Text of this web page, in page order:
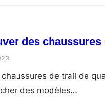
des
de trail de
des modèles…